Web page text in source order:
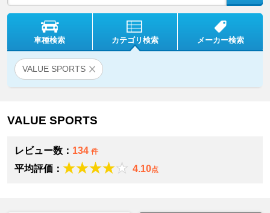
車種検索 カテゴリ検索 メーカー検索
VALUE SPORTS
VALUE SPORTS
レビュー数： 134 件
平均評価： 4.10点